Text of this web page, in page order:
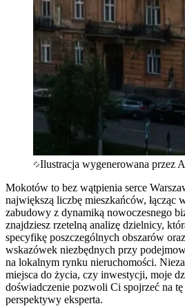
Ilustracja wygenerowana przez
Mokotów to bez wątpienia serce
największą liczbę mieszkańców, łącząc
zabudowy z dynamiką nowoczesnego
znajdziesz rzetelną analizę dzielnicy,
specyfikę poszczególnych obszarów
wskazówek niezbędnych przy
na lokalnym rynku nieruchomości.
miejsca do życia, czy inwestycji, moje
doświadczenie pozwoli Ci spojrzeć na
perspektywy eksperta.